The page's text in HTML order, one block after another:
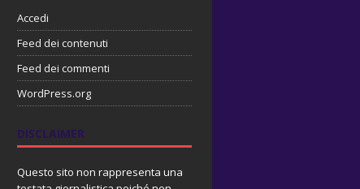
Accedi
Feed dei contenuti
Feed dei commenti
WordPress.org
DISCLAIMER
Questo sito non rappresenta una